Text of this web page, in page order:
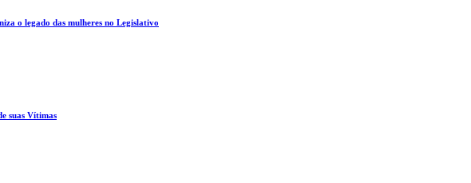
o legado das mulheres no Legislativo
suas Vítimas